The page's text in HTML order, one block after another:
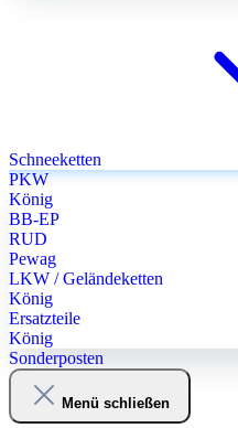
Schneeketten
PKW
König
BB-EP
RUD
Pewag
LKW / Geländeketten
König
Ersatzteile
König
Sonderposten
Menü schließen